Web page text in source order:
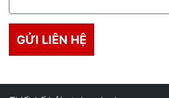
GỬI LIÊN HỆ